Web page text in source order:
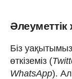
Біз
өткіземіз (
WhatsApp).